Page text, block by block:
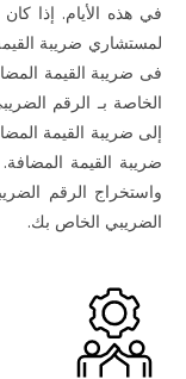
في هذه الأيام. إذا
لمستشاري ضريبة
فى ضريبة القيمة
الخاصة بـ الرقم
إلى ضريبة القيمة
ضريبة القيمة
واستخراج الرقم
الضريبي الخاص بك.